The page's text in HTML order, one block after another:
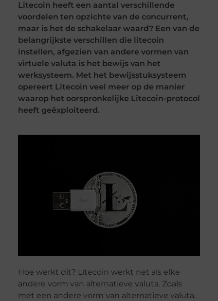
Litecoin heeft een aantal verschillende
voordelen ten opzichte van de concurrent,
maar is het de schakelaar waard? Een van de
belangrijkste verschillen die litecoin
instellen, afgezien van andere vormen van
virtuele valuta is het bewijs van het
werksysteem. Met het bewijsstuksysteem
opereert Litecoin veel meer op de manier
waarop het oorspronkelijke Litecoin-protocol
heeft geëxploiteerd.
Hoe werkt dit? Litecoin werkt net als elke
andere vorm van alternatieve valuta. Zoals
met een andere vorm van alternatieve valuta,